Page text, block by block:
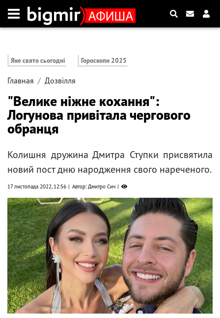
Яке свято сьогодні Гороскопи 2025
Главная Дозвілля
"Велике ніжне кохання":
Логунова привітала чергового
обранця
Колишня дружина Дмитра Ступки присвятила
новий пост дню народження свого нареченого.
17 листопада 2022, 12:56 Автор: Дмитро Сич